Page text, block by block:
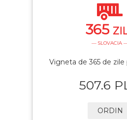
365
— SLOVACIA
Vigneta de 365 de
507.6
ORDIN